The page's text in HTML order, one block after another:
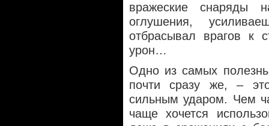
вражеские снаряды
оглушения,
отбрасывал врагов к
урон…
Одно из самых
почти сразу же, –
сильным ударом. Чем
чаще хочется